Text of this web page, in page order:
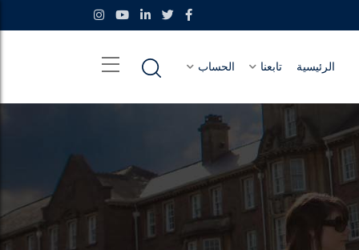
الرئيسية تابعنا الحساب